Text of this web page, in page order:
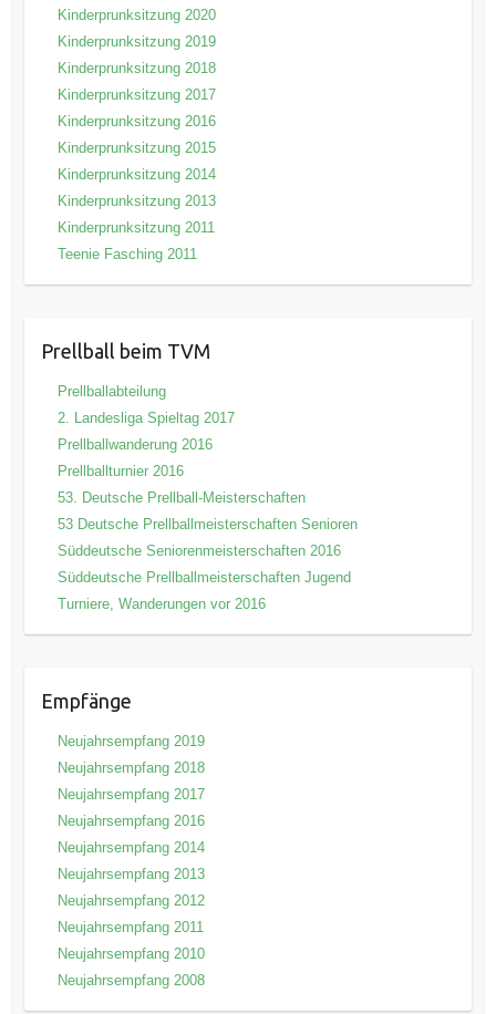
Kinderprunksitzung 2020
Kinderprunksitzung 2019
Kinderprunksitzung 2018
Kinderprunksitzung 2017
Kinderprunksitzung 2016
Kinderprunksitzung 2015
Kinderprunksitzung 2014
Kinderprunksitzung 2013
Kinderprunksitzung 2011
Teenie Fasching 2011
Prellball beim TVM
Prellballabteilung
2. Landesliga Spieltag 2017
Prellballwanderung 2016
Prellballturnier 2016
53. Deutsche Prellball-Meisterschaften
53 Deutsche Prellballmeisterschaften Senioren
Süddeutsche Seniorenmeisterschaften 2016
Süddeutsche Prellballmeisterschaften Jugend
Turniere, Wanderungen vor 2016
Empfänge
Neujahrsempfang 2019
Neujahrsempfang 2018
Neujahrsempfang 2017
Neujahrsempfang 2016
Neujahrsempfang 2014
Neujahrsempfang 2013
Neujahrsempfang 2012
Neujahrsempfang 2011
Neujahrsempfang 2010
Neujahrsempfang 2008